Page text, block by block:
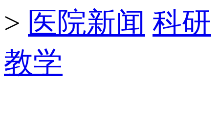
> 医院新闻 科研
教学